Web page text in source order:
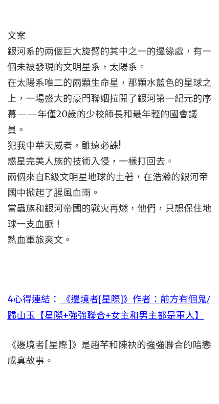
文案
銀河系的兩個巨大旋臂的其中之一的邊緣處，有一
個未被發現的文明星系，太陽系。
在太陽系唯二的兩顆生命星，那顆水藍色的星球之
上，一場盛大的豪門聯姻拉開了銀河第一紀元的序
幕——年僅20歲的少校師長和最年輕的國會議
員。
犯我中華天威者，雖遠必誅!
惑星完美人族的技術入侵，一樣打回去。
兩個來自E級文明星地球的土著，在浩瀚的銀河帝
國中掀起了腥風血雨。
當蟲族和銀河帝國的戰火再燃，他們，只想保住地
球一支血脈！
熱血軍旅爽文。
4心得連結：
《邊境者[星際]》作者：前方有個鬼/
歸山玉【星際+強強聯合+女主和男主都是軍人】
《邊境者[星際]》是趙芊和陳袂的強強聯合的暗戀
成真故事。